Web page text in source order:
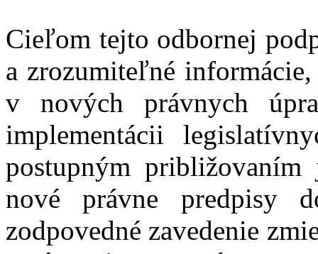
Cieľom tejto odbornej
a zrozumiteľné
v nových právnych
implementácii
postupným
nové právne predpisy
zodpovedné zavedenie